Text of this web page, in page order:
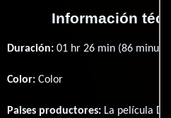
Información
Duración: 01 hr 26 min (86
Color: Color
Paises productores: La película